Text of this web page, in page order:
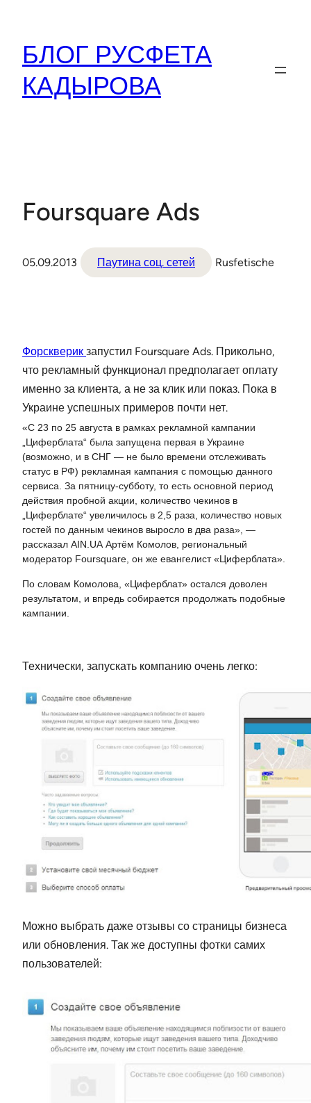
содержимому
БЛОГ РУСФЕТА
КАДЫРОВА
Foursquare Ads
05.09.2013 Паутина соц. сетей Rusfetische
Форскверик запустил Foursquare Ads. Прикольно,
что рекламный функционал предполагает оплату
именно за клиента, а не за клик или показ. Пока в
Украине успешных примеров почти нет.
«С 23 по 25 августа в рамках рекламной кампании
„Циферблата“ была запущена первая в Украине
(возможно, и в СНГ — не было времени отслеживать
статус в РФ) рекламная кампания с помощью данного
сервиса. За пятницу-субботу, то есть основной период
действия пробной акции, количество чекинов в
„Циферблате“ увеличилось в 2,5 раза, количество новых
гостей по данным чекинов выросло в два раза», —
рассказал AIN.UA Артём Комолов, региональный
модератор Foursquare, он же евангелист «Циферблата».
По словам Комолова, «Циферблат» остался доволен
результатом, и впредь собирается продолжать подобные
кампании.
Технически, запускать компанию очень легко:
Можно выбрать даже отзывы со страницы бизнеса
или обновления. Так же доступны фотки самих
пользователей: